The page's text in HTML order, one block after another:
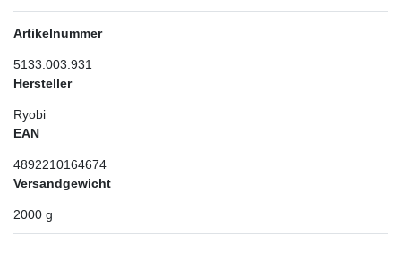
Artikelnummer
5133.003.931
Hersteller
Ryobi
EAN
4892210164674
Versandgewicht
2000 g